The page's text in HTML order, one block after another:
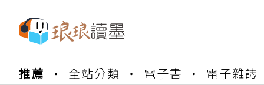
推薦 全站分類 電子書 電子雜誌
【公告】琅琅讀墨數位閱讀資產合併與